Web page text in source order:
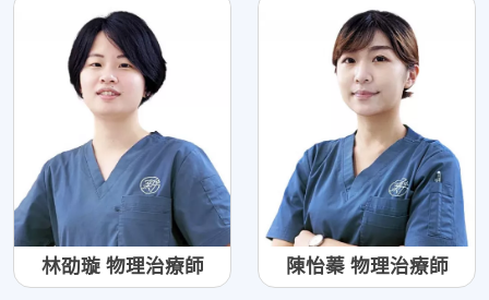
林劭璇 物理治療師 陳怡蓁 物理治療師